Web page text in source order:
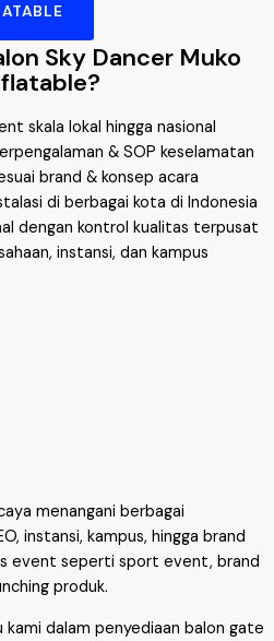
Sky Dancer Muko
skala lokal hingga nasional
& SOP keselamatan
brand & konsep acara
di berbagai kota di Indonesia
dengan kontrol kualitas terpusat
instansi, dan kampus
menangani berbagai
instansi, kampus, hingga brand
event seperti sport event, brand
produk.
dalam penyediaan balon gate